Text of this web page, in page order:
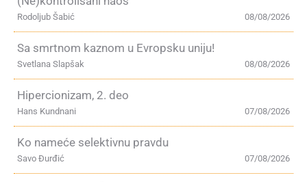
08/08/2026
Rodoljub Šabić
Sa smrtnom kaznom u Evropsku uniju!
08/08/2026
Svetlana Slapšak
Hipercionizam, 2. deo
07/08/2026
Hans Kundnani
Ko nameće selektivnu pravdu
07/08/2026
Savo Đurđić